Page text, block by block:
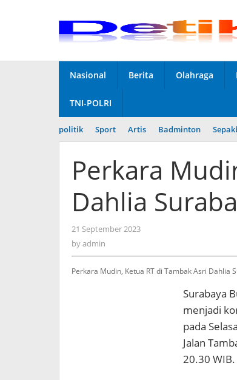
Nasional Berita Olahraga
TNI-POLRI
politik Sport Artis Badminton
Perkara
Dahlia
21 September 2023
byadmin
Perkara Mudin, Ketua RT di Tambak Asri Dahlia
Surabaya
menjadi
pada
Jalan
20.30 WIB.